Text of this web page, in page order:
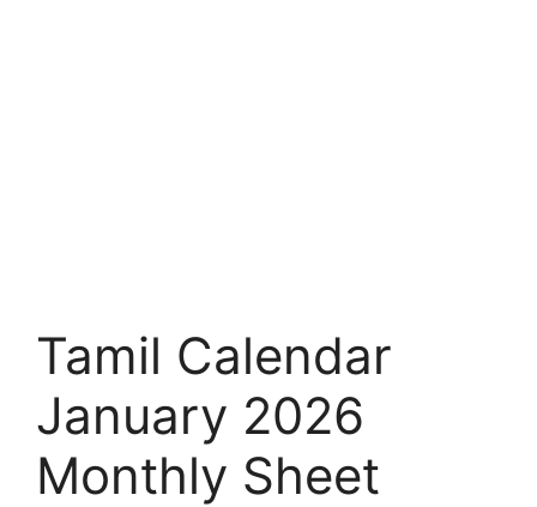
Tamil Calendar
January 2026
Monthly Sheet